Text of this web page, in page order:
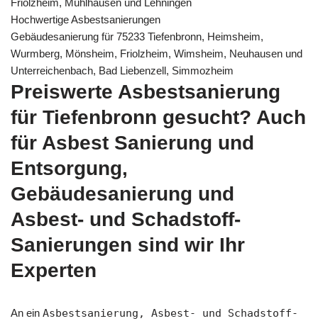
Friolzheim, Mühlhausen und Lehningen
Hochwertige Asbestsanierungen
Gebäudesanierung für 75233 Tiefenbronn, Heimsheim,
Wurmberg, Mönsheim, Friolzheim, Wimsheim, Neuhausen und
Unterreichenbach, Bad Liebenzell, Simmozheim
Preiswerte Asbestsanierung
für Tiefenbronn gesucht? Auch
für Asbest Sanierung und
Entsorgung,
Gebäudesanierung und
Asbest- und Schadstoff-
Sanierungen sind wir Ihr
Experten
An ein Asbestsanierung, Asbest- und Schadstoff-